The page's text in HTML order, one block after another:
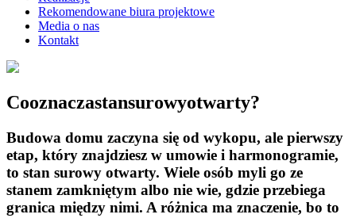
Rekomendowane biura projektowe
Media o nas
Kontakt
Cooznaczastansurowyotwarty?
Budowa domu zaczyna się od wykopu, ale pierwszy
etap, który znajdziesz w umowie i harmonogramie,
to stan surowy otwarty. Wiele osób myli go ze
stanem zamkniętym albo nie wie, gdzie przebiega
granica między nimi. A różnica ma znaczenie, bo to